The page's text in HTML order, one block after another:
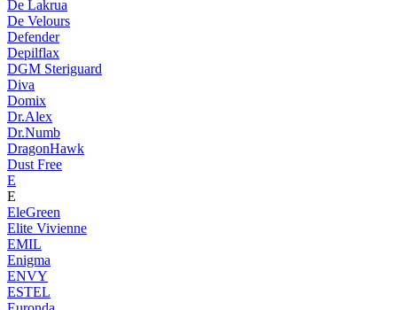
De Lakrua
De Velours
Defender
Depilflax
DGM Steriguard
Diva
Domix
Dr.Alex
Dr.Numb
DragonHawk
Dust Free
E
E
EleGreen
Elite Vivienne
EMIL
Enigma
ENVY
ESTEL